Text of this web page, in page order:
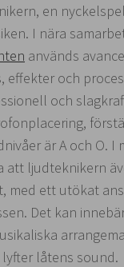
en
I nära
används
effekter och
och
är A och O. I
att ljudteknikern
med ett utökat
Det kan
låtens sound.